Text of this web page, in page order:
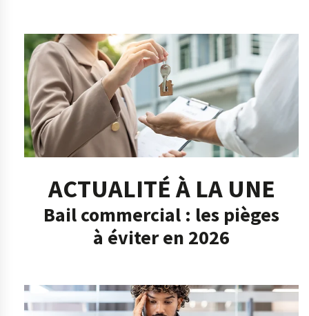
ACTUALITÉ À LA UNE
Bail commercial : les pièges
à éviter en 2026